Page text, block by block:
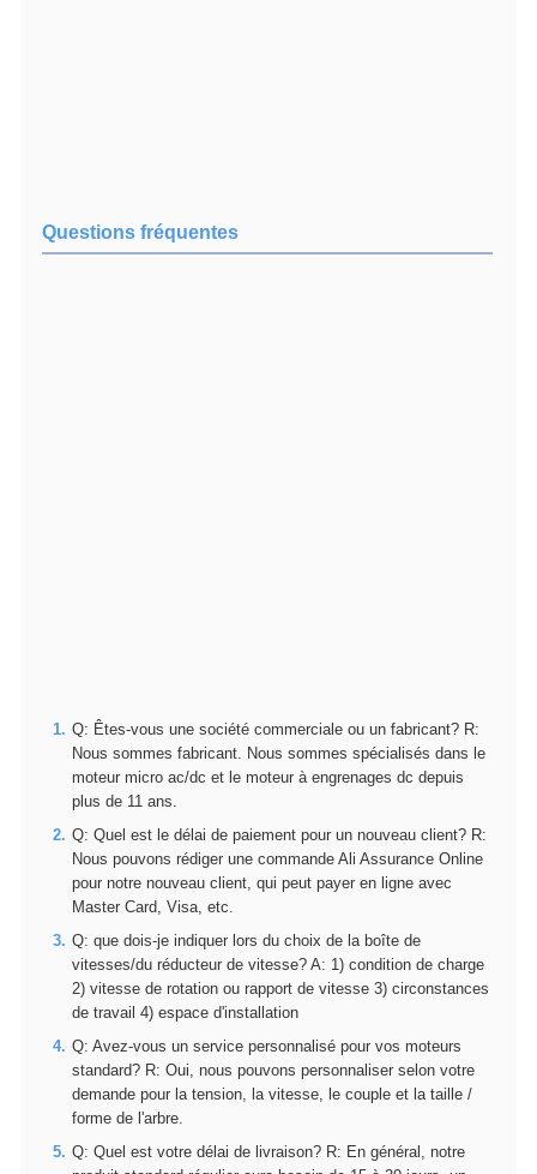
Questions fréquentes
Q: Êtes-vous une société commerciale ou un fabricant? R:
Nous sommes fabricant. Nous sommes spécialisés dans le
moteur micro ac/dc et le moteur à engrenages dc depuis
plus de 11 ans.
Q: Quel est le délai de paiement pour un nouveau client? R:
Nous pouvons rédiger une commande Ali Assurance Online
pour notre nouveau client, qui peut payer en ligne avec
Master Card, Visa, etc.
Q: que dois-je indiquer lors du choix de la boîte de
vitesses/du réducteur de vitesse? A: 1) condition de charge
2) vitesse de rotation ou rapport de vitesse 3) circonstances
de travail 4) espace d'installation
Q: Avez-vous un service personnalisé pour vos moteurs
standard? R: Oui, nous pouvons personnaliser selon votre
demande pour la tension, la vitesse, le couple et la taille /
forme de l'arbre.
Q: Quel est votre délai de livraison? R: En général, notre